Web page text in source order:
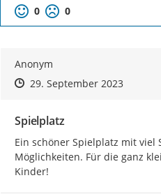
Positive Bewertung
0 Negative Bewertung
0
Anonym
Zeitpunkt des Erstellens
Zeitpunkt des Erstellens
29. September 2023Zur
Spielplatz
Ein schöner Spielplatz mit viel
Möglichkeiten. Für die ganz
Kinder!